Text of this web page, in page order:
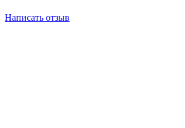
Написать отзыв